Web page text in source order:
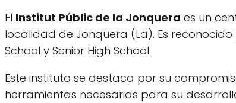
El Institut Públic de la Jonquera es un
localidad de Jonquera (La). Es
School y Senior High School.
Este instituto se destaca por su
herramientas necesarias para su